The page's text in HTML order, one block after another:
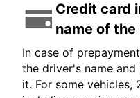
Credit card
name of
In case of
the driver's name
it. For some